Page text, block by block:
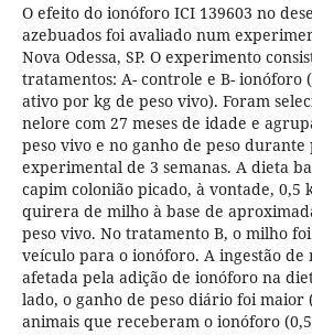
O efeito do ionóforo ICI 139603 no
azebuados foi avaliado num
Nova Odessa, SP. O experimento
tratamentos: A- controle e B- ionóforo
ativo por kg de peso vivo). Foram
nelore com 27 meses de idade e
peso vivo e no ganho de peso
experimental de 3 semanas. A dieta
capim colonião picado, à vontade, 0,5
quirera de milho à base de
peso vivo. No tratamento B, o milho
veículo para o ionóforo. A ingestão de
afetada pela adição de ionóforo na
lado, o ganho de peso diário foi maior
animais que receberam o ionóforo